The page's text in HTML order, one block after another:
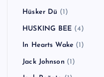
Hüsker Dü (1)
HUSKING BEE (4)
In Hearts Wake (1)
Jack Johnson (1)